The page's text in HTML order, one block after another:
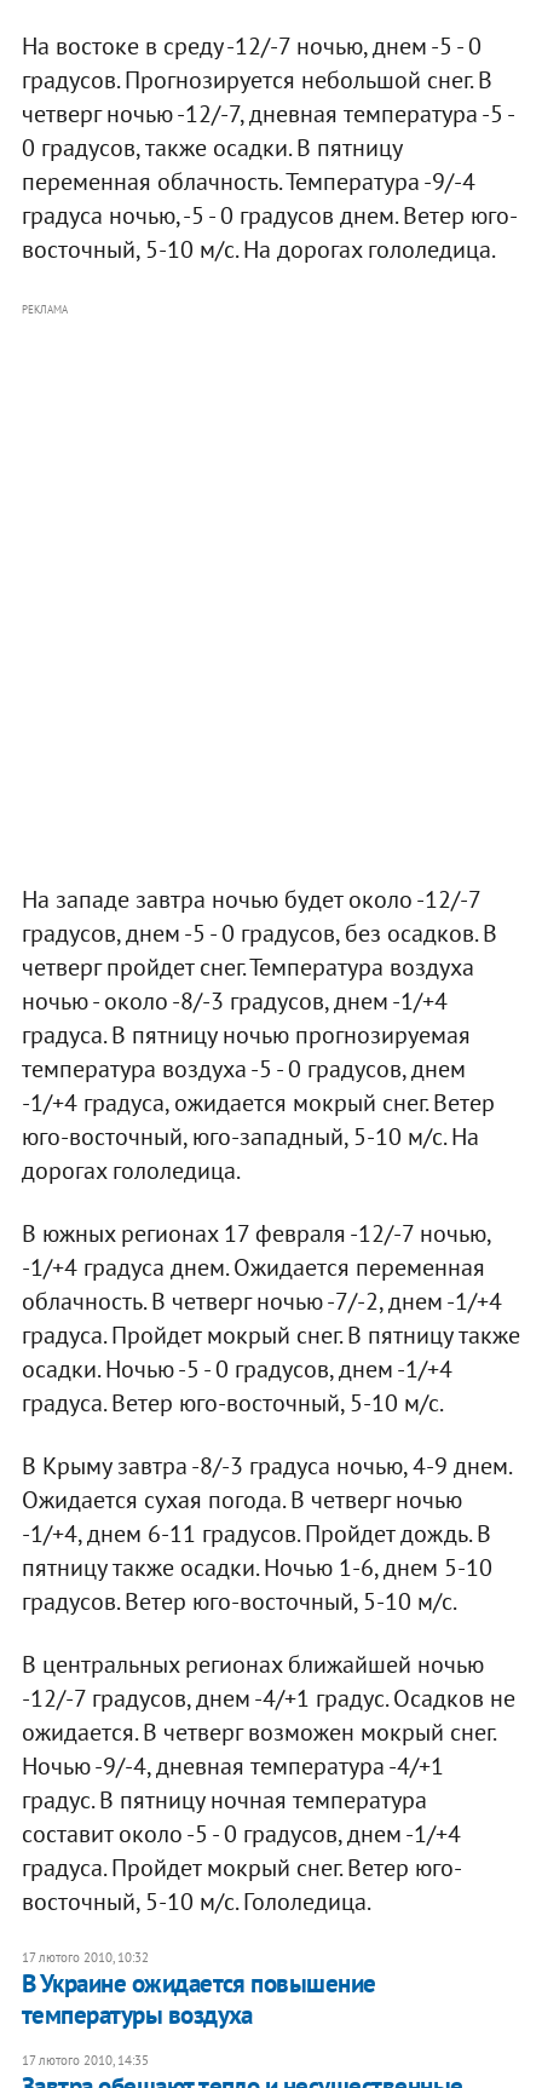
На востоке в среду -12/-7 ночью, днем -5 - 0
градусов. Прогнозируется небольшой снег. В
четверг ночью -12/-7, дневная температура -5 -
0 градусов, также осадки. В пятницу
переменная облачность. Температура -9/-4
градуса ночью, -5 - 0 градусов днем. Ветер юго-
восточный, 5-10 м/с. На дорогах гололедица.
РЕКЛАМА
На западе завтра ночью будет около -12/-7
градусов, днем -5 - 0 градусов, без осадков. В
четверг пройдет снег. Температура воздуха
ночью - около -8/-3 градусов, днем -1/+4
градуса. В пятницу ночью прогнозируемая
температура воздуха -5 - 0 градусов, днем
-1/+4 градуса, ожидается мокрый снег. Ветер
юго-восточный, юго-западный, 5-10 м/с. На
дорогах гололедица.
В южных регионах 17 февраля -12/-7 ночью,
-1/+4 градуса днем. Ожидается переменная
облачность. В четверг ночью -7/-2, днем -1/+4
градуса. Пройдет мокрый снег. В пятницу также
осадки. Ночью -5 - 0 градусов, днем -1/+4
градуса. Ветер юго-восточный, 5-10 м/с.
В Крыму завтра -8/-3 градуса ночью, 4-9 днем.
Ожидается сухая погода. В четверг ночью
-1/+4, днем 6-11 градусов. Пройдет дождь. В
пятницу также осадки. Ночью 1-6, днем 5-10
градусов. Ветер юго-восточный, 5-10 м/с.
В центральных регионах ближайшей ночью
-12/-7 градусов, днем -4/+1 градус. Осадков не
ожидается. В четверг возможен мокрый снег.
Ночью -9/-4, дневная температура -4/+1
градус. В пятницу ночная температура
составит около -5 - 0 градусов, днем -1/+4
градуса. Пройдет мокрый снег. Ветер юго-
восточный, 5-10 м/с. Гололедица.
17 лютого 2010, 10:32
В Украине ожидается повышение
температуры воздуха
17 лютого 2010, 14:35